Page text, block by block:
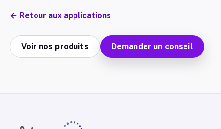
← Retour aux applications
Voir nos produits Demander un conseil